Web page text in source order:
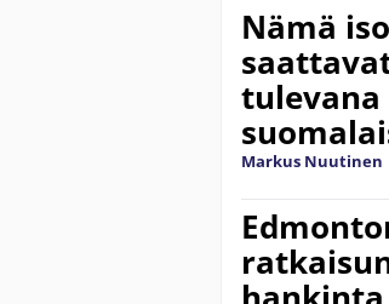
Nämä
tulevana
Markus Nuutinen